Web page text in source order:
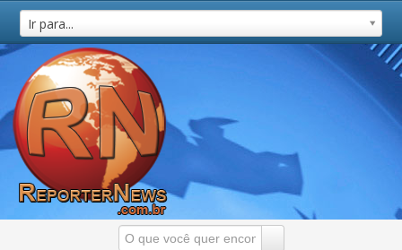
Ir para...